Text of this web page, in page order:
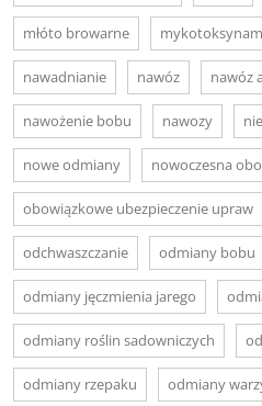
młóto browarne
nawadnianie nawóz nawóz
nawożenie bobu nawozy
nowe odmiany nowoczesna
obowiązkowe ubezpieczenie upraw
odchwaszczanie odmiany bobu
odmiany jęczmienia jarego
odmiany roślin sadowniczych
odmiany rzepaku odmiany